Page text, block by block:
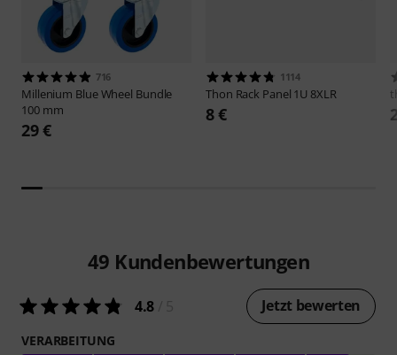
716
Millenium Blue Wheel Bundle
100 mm
29 €
1114
Thon Rack Panel 1U 8XLR
8 €
49 Kundenbewertungen
4.8 Jetzt bewerten
VERARBEITUNG